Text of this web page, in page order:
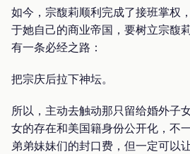
如今，宗馥莉顺利完成了接班掌权
于她自己的商业帝国，要树立宗馥
有一条必经之路：
把宗庆后拉下神坛。
所以，主动去触动那只留给婚外子
女的存在和美国籍身份公开化，不
弟弟妹妹们的封口费，但一定可以